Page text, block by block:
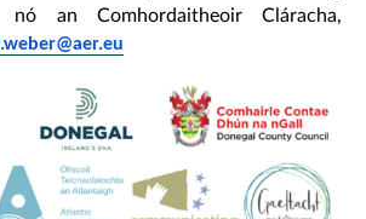
nó an Comhordaitheoir Cláracha,
l.weber@aer.eu